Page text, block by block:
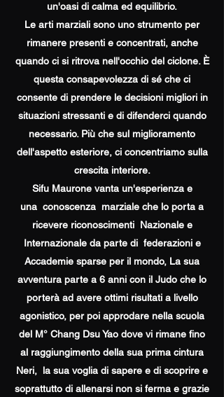
un'oasi di calma ed equilibrio.
Le arti marziali sono uno strumento per
rimanere presenti e concentrati, anche
quando ci si ritrova nell'occhio del ciclone. È
questa consapevolezza di sé che ci
consente di prendere le decisioni migliori in
situazioni stressanti e di difenderci quando
necessario. Più che sul miglioramento
dell'aspetto esteriore, ci concentriamo sulla
crescita interiore.
Sifu Maurone vanta un'esperienza e
una conoscenza marziale che lo porta a
ricevere riconoscimenti Nazionale e
Internazionale da parte di federazioni e
Accademie sparse per il mondo, La sua
avventura parte a 6 anni con il Judo che lo
porterà ad avere ottimi risultati a livello
agonistico, per poi approdare nella scuola
del M° Chang Dsu Yao dove vi rimane fino
al raggiungimento della sua prima cintura
Neri, la sua voglia di sapere e di scoprire e
soprattutto di allenarsi non si ferma e grazie